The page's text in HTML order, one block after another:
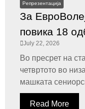
Репрезентација
За
повика 18
July 22, 2026
Во пресрет на
четвртото во
машката
Read More